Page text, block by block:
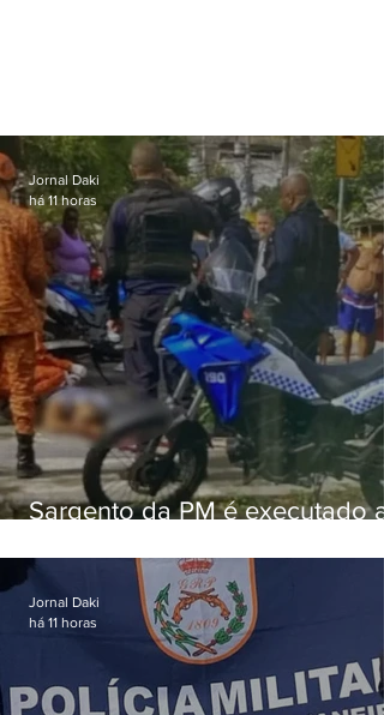
Sargento da PM é executado a
em Vaz Lobo
Jornal Daki
há 11 horas
Jornal Daki
há 11 horas